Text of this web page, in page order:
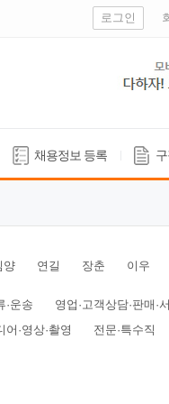
로그인
채용정보 등록
양 연길 장춘 이우
·운송 영업·고객상담·판매·
어·영상·촬영
전문·특수직